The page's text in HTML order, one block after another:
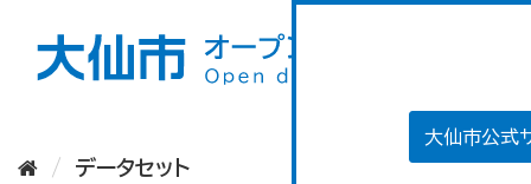
大仙市公式
データセット